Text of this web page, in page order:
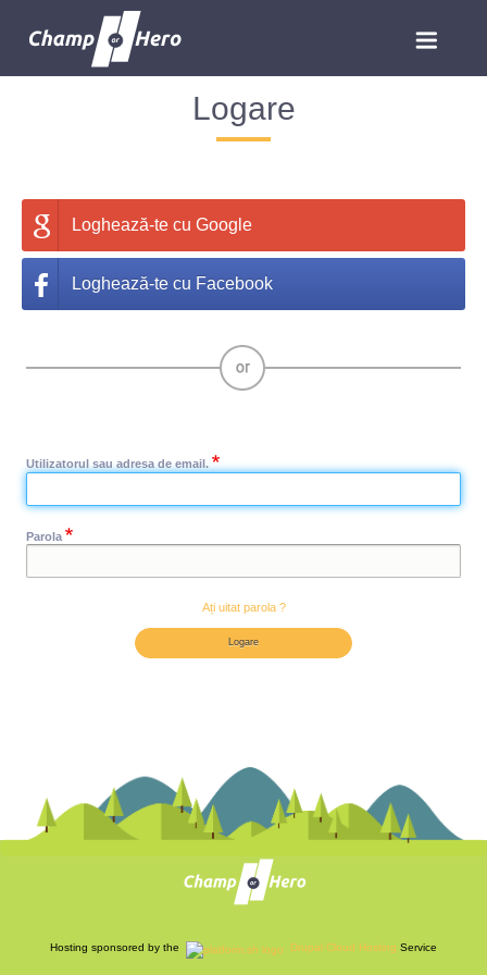
Logare
Loghează-te cu Google
Loghează-te cu Facebook
Utilizatorul sau adresa de email.
Parola
Ați uitat parola ?
Hosting sponsored by the Drupal Cloud Hosting Service